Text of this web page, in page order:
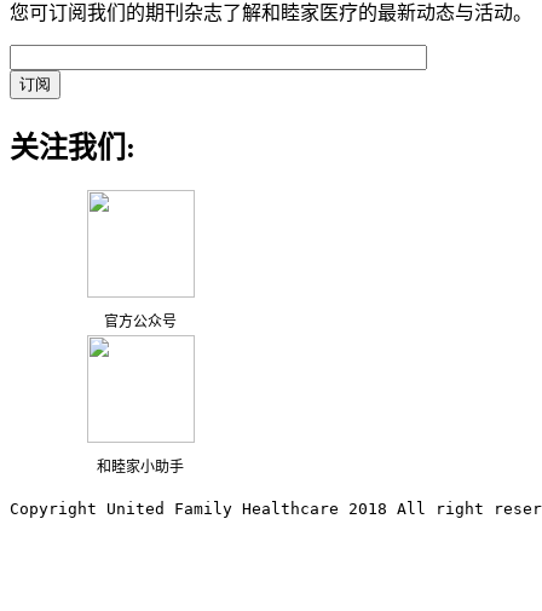
您可订阅我们的期刊杂志了解和睦家医疗的最新动态与活动。
关注我们:
官方公众号
和睦家小助手
Copyright United Family Healthcare 2018 All right